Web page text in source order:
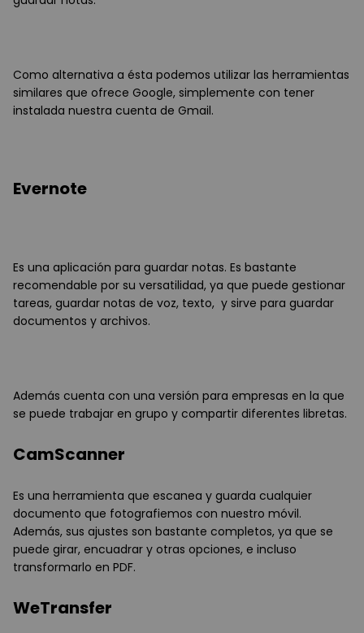
Como alternativa a ésta podemos utilizar las herramientas
similares que ofrece Google, simplemente con tener
instalada nuestra cuenta de Gmail.
Evernote
Es una aplicación para guardar notas. Es bastante
recomendable por su versatilidad, ya que puede gestionar
tareas, guardar notas de voz, texto, y sirve para guardar
documentos y archivos.
Además cuenta con una versión para empresas en la que
se puede trabajar en grupo y compartir diferentes libretas.
CamScanner
Es una herramienta que escanea y guarda cualquier
documento que fotografiemos con nuestro móvil.
Además, sus ajustes son bastante completos, ya que se
puede girar, encuadrar y otras opciones, e incluso
transformarlo en PDF.
WeTransfer